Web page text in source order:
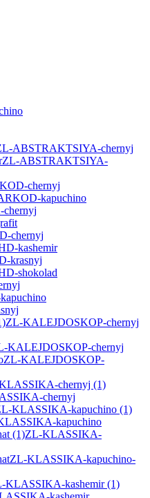
ABSTRAKTSIYA-chernyj
ZL-ABSTRAKTSIYA-
chernyj
kapuchino
chernyj
kashemir
krasnyj
shokolad
ZL-KALEJDOSKOP-chernyj
KALEJDOSKOP-chernyj
ZL-KALEJDOSKOP-
chernyj (1)
chernyj
KLASSIKA-kapuchino (1)
kapuchino
ZL-KLASSIKA-
ZL-KLASSIKA-kapuchino-
KLASSIKA-kashemir (1)